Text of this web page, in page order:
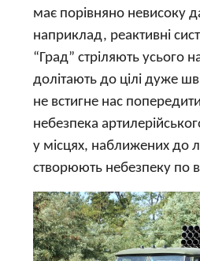
має порівняно невисоку
наприклад, реактивні
“Град” стріляють усього
долітають до цілі дуже
не встигне нас
небезпека
у місцях, наближених до
створюють небезпеку по